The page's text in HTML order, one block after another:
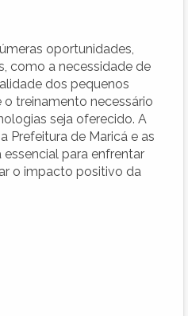
oportunidades,
como a necessidade de
dos pequenos
treinamento necessário
seja oferecido. A
Prefeitura de Maricá e as
para enfrentar
o impacto positivo da